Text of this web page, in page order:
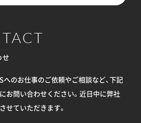
へのお仕事のご依頼やご相談など、下記
お問い合わせください。 近日中に弊社
せていただきます。